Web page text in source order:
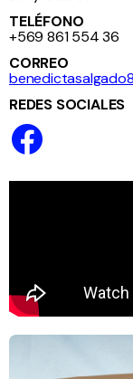
TELÉFONO
+569 861 554 36
CORREO
REDES SOCIALES